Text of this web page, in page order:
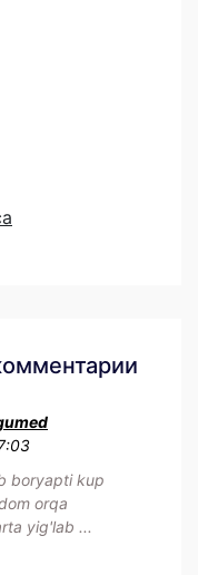
boryapti kup
orqa
yig'lab ...